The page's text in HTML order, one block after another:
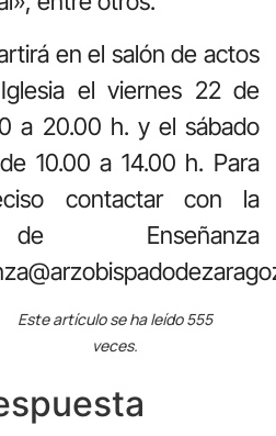
en el salón de actos
el viernes 22 de
a 20.00 h. y el sábado
10.00 a 14.00 h. Para
contactar con la
Enseñanza
Este artículo se ha leído 555
veces.